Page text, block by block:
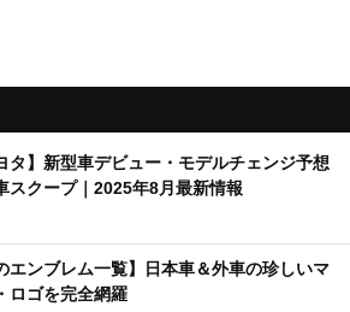
タ】新型車デビュー・モデルチェンジ予想
スクープ｜2025年8月最新情報
エンブレム一覧】日本車＆外車の珍しいマ
ロゴを完全網羅